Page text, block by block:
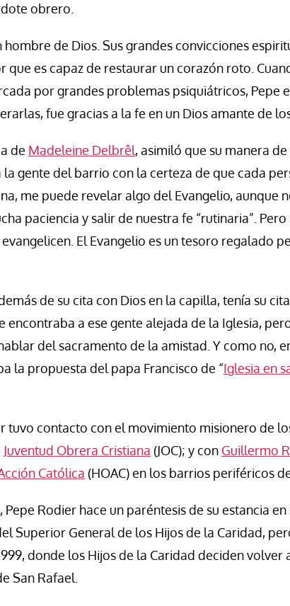
obrero.
hombre de Dios. Sus grandes convicciones
que es capaz de restaurar un corazón roto.
por grandes problemas psiquiátricos, Pepe
fue gracias a la fe en un Dios amante de
de Madeleine Delbrêl, asimiló que su manera
gente del barrio con la certeza de que cada
me puede revelar algo del Evangelio, aunque
paciencia y salir de nuestra fe “rutinaria”.
El Evangelio es un tesoro regalado
de su cita con Dios en la capilla, tenía su
encontraba a ese gente alejada de la Iglesia,
del sacramento de la amistad. Y como no,
la propuesta del papa Francisco de “Iglesia en
tuvo contacto con el movimiento misionero de
Juventud Obrera Cristiana (JOC); y con Guillermo
Católica (HOAC) en los barrios periféricos
Pepe Rodier hace un paréntesis de su estancia
Superior General de los Hijos de la Caridad,
donde los Hijos de la Caridad deciden
San Rafael.